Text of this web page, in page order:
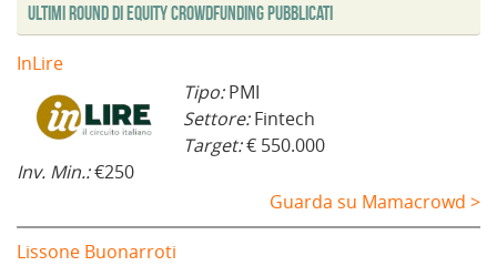
Ultimi Round di Equity Crowdfunding Pubblicati
InLire
Tipo:PMI
Settore:Fintech
Target:€ 550.000
Inv. Min.:€250
Guarda su Mamacrowd >
Lissone Buonarroti